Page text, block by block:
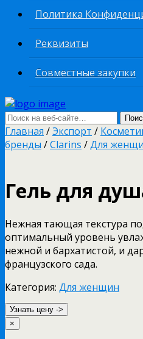
Политика
Реквизиты
Совместные закупки
Главная /Экспорт /
бренды /Clarins /Для
Гель для
Нежная тающая текстура
оптимальный уровень
нежной и бархатистой, и
французского сада.
Категория: Для женщин
Узнать цену ->
×